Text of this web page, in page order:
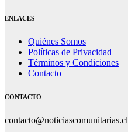
ENLACES
Quiénes Somos
Políticas de Privacidad
Términos y Condiciones
Contacto
CONTACTO
contacto@noticiascomunitarias.cl